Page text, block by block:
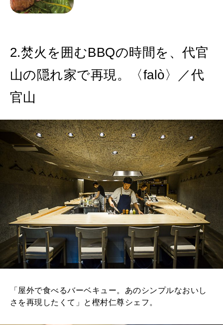
2.焚火を囲むBBQの時間を、代官
山の隠れ家で再現。〈falò〉／代
官山
「屋外で食べるバーベキュー。あのシンプルなおいし
さを再現したくて」と樫村仁尊シェフ。